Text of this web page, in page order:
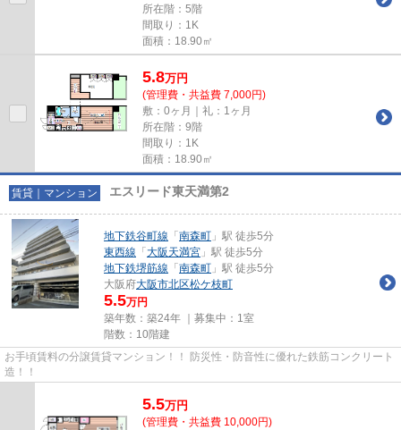
所在階：5階
間取り：1K
面積：18.90㎡
5.8万円
(管理費・共益費 7,000円)
敷：0ヶ月｜礼：1ヶ月
所在階：9階
間取り：1K
面積：18.90㎡
賃貸｜マンション エスリード東天満第2
地下鉄谷町線 「 南森町 」駅 徒歩5分
東西線 「 大阪天満宮 」駅 徒歩5分
地下鉄堺筋線 「 南森町 」駅 徒歩5分
大阪府大阪市北区松ケ枝町
5.5万円
築年数：築24年 ｜募集中： 1室
階数：10階建
お手頃賃料の分譲賃貸マンション！！ 防災性・防音性に優れた鉄筋コンクリート
造！！
5.5万円
(管理費・共益費 10,000円)